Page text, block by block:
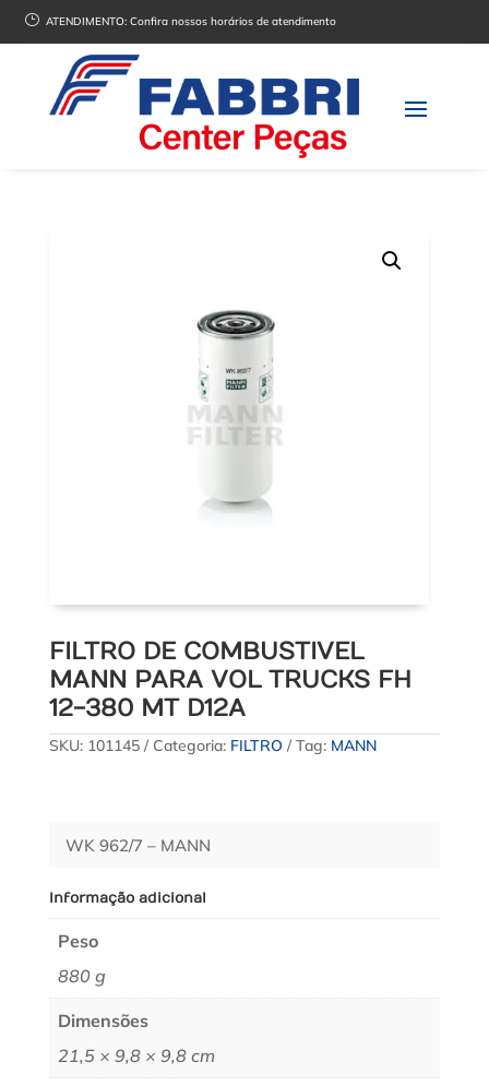
} ATENDIMENTO:Confira nossos horários de atendimento
FILTRO DE COMBUSTIVEL
MANN PARA VOL TRUCKS FH
12-380 MT D12A
SKU: 101145 Categoria: FILTRO Tag: MANN
WK 962/7 – MANN
Informação adicional
Peso
880 g
Dimensões
21,5 × 9,8 × 9,8 cm